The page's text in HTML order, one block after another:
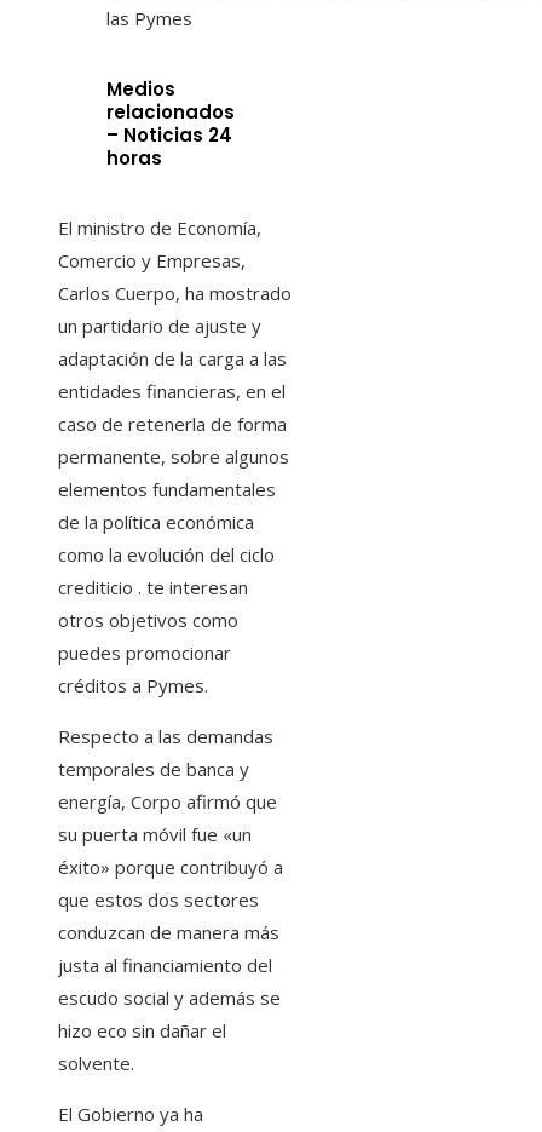
las Pymes
Medios
relacionados
– Noticias 24
horas
El ministro de Economía,
Comercio y Empresas,
Carlos Cuerpo, ha mostrado
un partidario de ajuste y
adaptación de la carga a las
entidades financieras, en el
caso de retenerla de forma
permanente, sobre algunos
elementos fundamentales
de la política económica
como la evolución del ciclo
crediticio . te interesan
otros objetivos como
puedes promocionar
créditos a Pymes.
Respecto a las demandas
temporales de banca y
energía, Corpo afirmó que
su puerta móvil fue «un
éxito» porque contribuyó a
que estos dos sectores
conduzcan de manera más
justa al financiamiento del
escudo social y además se
hizo eco sin dañar el
solvente.
El Gobierno ya ha